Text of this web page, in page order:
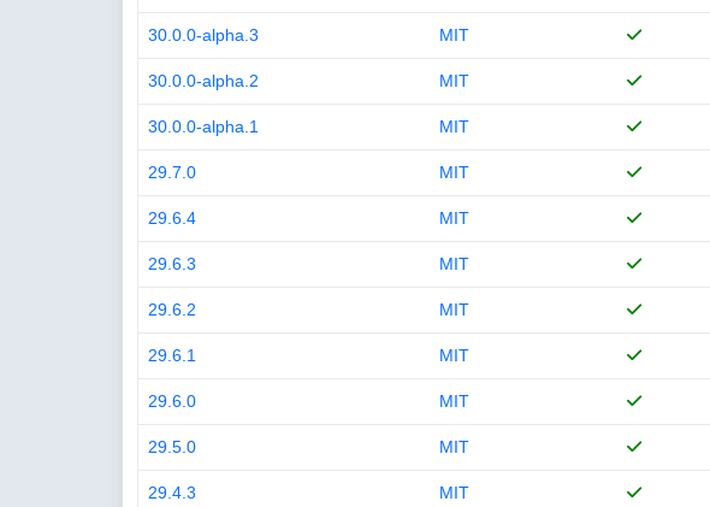
30.0.0-alpha.3 MIT
30.0.0-alpha.2 MIT
30.0.0-alpha.1 MIT
29.7.0 MIT
29.6.4 MIT
29.6.3 MIT
29.6.2 MIT
29.6.1 MIT
29.6.0 MIT
29.5.0 MIT
29.4.3 MIT